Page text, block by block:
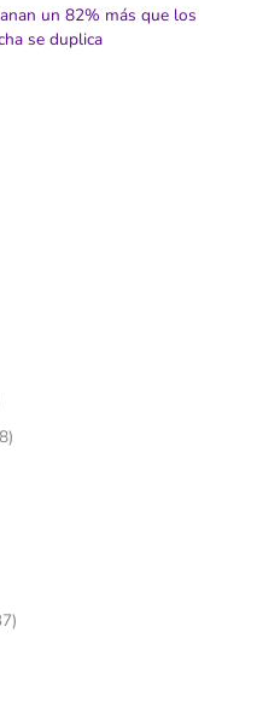
un 82% más que los
se duplica